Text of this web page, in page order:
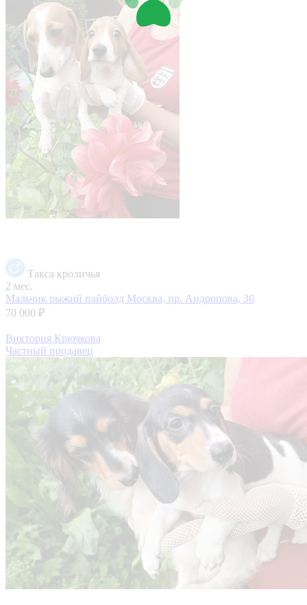
Такса кроличья
2 мес.
Мальчик рыжий пайболд Москва, пр. Андропова, 36
70 000 ₽
Виктория Крючкова
Частный продавец